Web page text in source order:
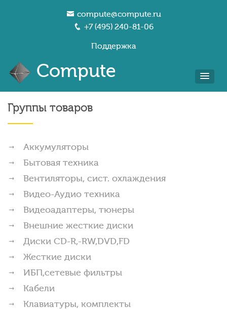
compute@compute.ru
+7 (495) 240-81-06
Поддержка
Compute
Группы товаров
Аккумуляторы
Бытовая техника
Вентиляторы, сист. охлаждения
Видео-Аудио техника
Видеоадаптеры, тюнеры
Внешние жесткие диски
Диски CD-R,-RW,DVD,FD
Жесткие диски
ИБП,сетевые фильтры
Кабели
Клавиатуры, комплекты